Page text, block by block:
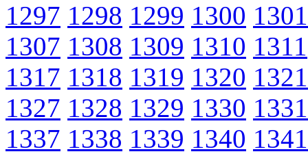
1297 1298 1299 1300 1301
1307 1308 1309 1310 1311
1317 1318 1319 1320 1321
1327 1328 1329 1330 1331
1337 1338 1339 1340 1341